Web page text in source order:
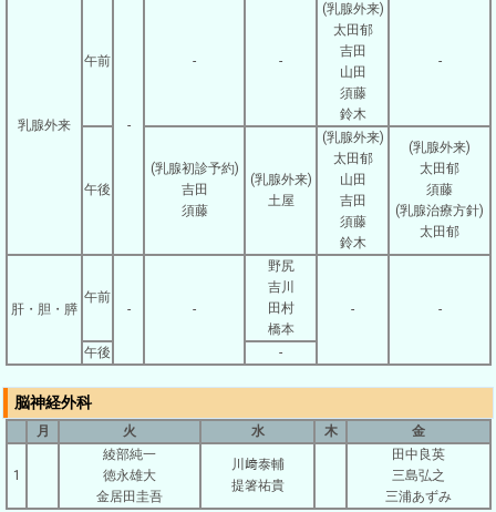
乳腺外来
午前
-
- -
(乳腺外来)
太田郁
吉田
山田
須藤
鈴木
-
午後
(乳腺初診予約)
吉田
須藤
(乳腺外来)
土屋
(乳腺外来)
太田郁
山田
吉田
須藤
鈴木
(乳腺外来)
太田郁
須藤
(乳腺治療方針)
太田郁
肝・胆・膵
午前
- -
野尻
吉川
田村
橋本
- -
午後 -
脳神経外科
月 火 水 木 金
1
綾部純一
徳永雄大
金居田圭吾
川﨑泰輔
提箸祐貴
田中良英
三島弘之
三浦あずみ